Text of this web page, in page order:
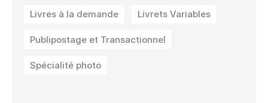
Livres à la demande Livrets Variables
Publipostage et Transactionnel
Spécialité photo